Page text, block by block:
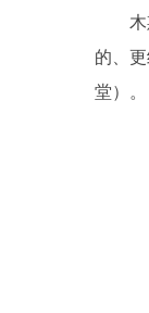
的、
堂）。